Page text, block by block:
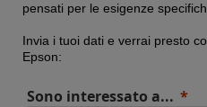
pensati per le esigenze
Invia i tuoi dati e verrai presto
Epson:
Sono interessato a...